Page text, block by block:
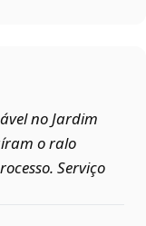
no Jardim
o ralo
Serviço